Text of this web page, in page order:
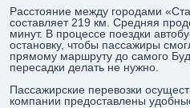
Расстояние между городами
составляет 219 км. Средняя
минут. В процессе поездки
остановку, чтобы пассажиры
прямому маршруту до самого
пересадки делать не нужно.
Пассажирские перевозки
компании предоставлены